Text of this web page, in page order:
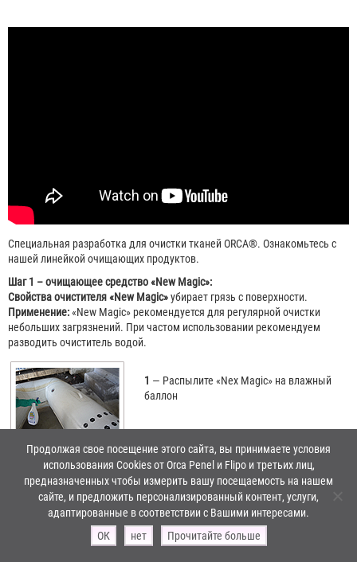
Специальная разработка для очистки тканей ORCA®. Ознакомьтесь с
нашей линейкой очищающих продуктов.
Шаг 1 – очищающее средство «New Magic»:
Свойства очистителя «New Magic»убирает грязь с поверхности.
Применение:«New Magic» рекомендуется для регулярной очистки
небольших загрязнений. При частом использовании рекомендуем
разводить очиститель водой.
1 — Распылите «Nex Magic» на влажный
баллон
2— Очистите и потрите при помощи
неабразивной губки
Продолжая свое посещение этого сайта, вы принимаете условия
использования Cookies от Orca Penel и Flipo и третьих лиц,
предназначенных чтобы измерить вашу посещаемость на нашем
сайте, и предложить персонализированный контент, услуги,
адаптированные в соответствии с Вашими интересами.
ОК
нет Прочитайте больше